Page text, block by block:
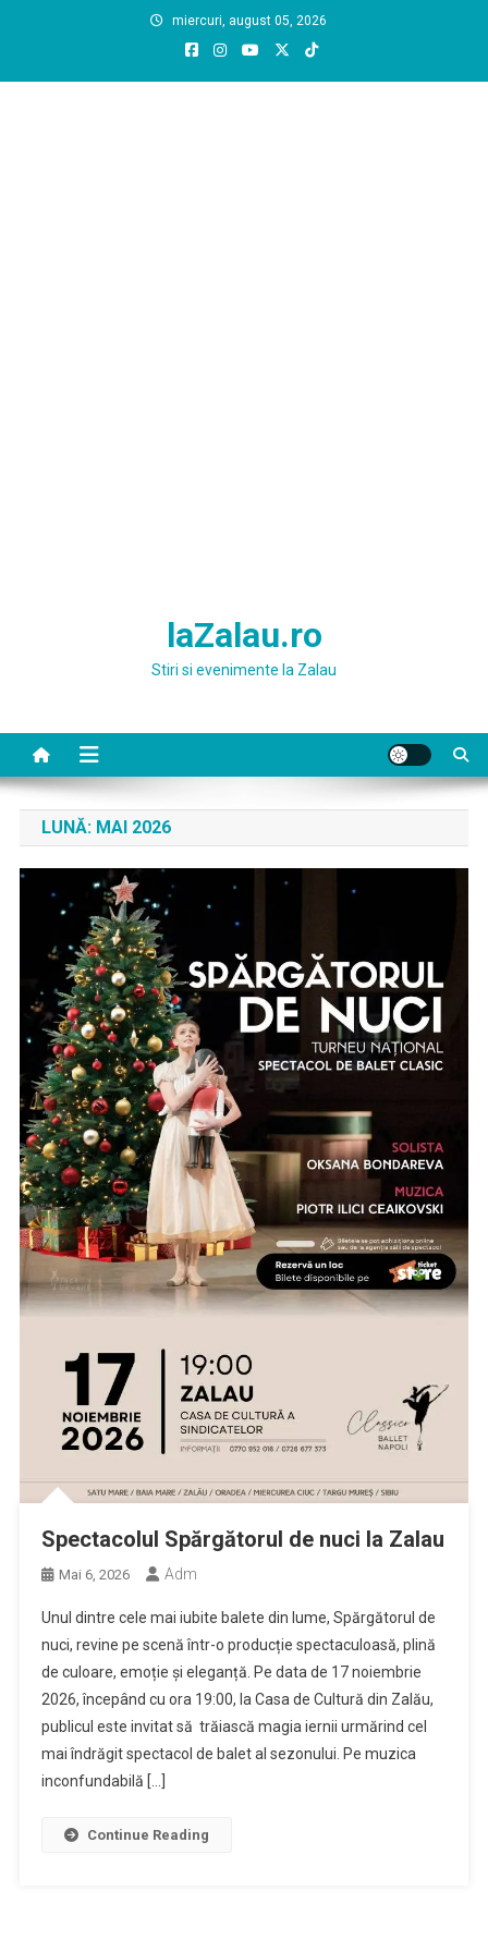
miercuri, august 05, 2026
laZalau.ro
Stiri si evenimente la Zalau
LUNĂ: MAI 2026
Spectacolul Spărgătorul de nuci la Zalau
Mai 6, 2026 Adm
Unul dintre cele mai iubite balete din lume, Spărgătorul de
nuci, revine pe scenă într-o producție spectaculoasă, plină
de culoare, emoție și eleganță. Pe data de 17 noiembrie
2026, începând cu ora 19:00, la Casa de Cultură din Zalău,
publicul este invitat să trăiască magia iernii urmărind cel
mai îndrăgit spectacol de balet al sezonului. Pe muzica
inconfundabilă […]
Continue Reading